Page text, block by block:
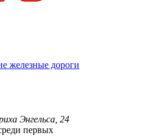
железные дороги
Энгельса, 24
первых